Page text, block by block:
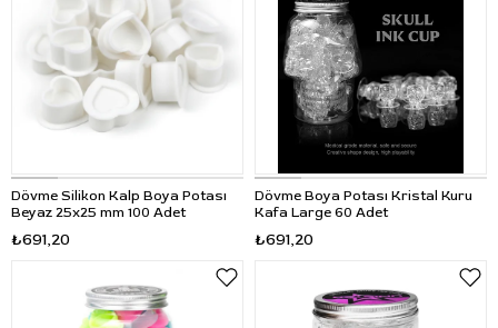
Dövme Silikon Kalp Boya Potası
Beyaz 25x25 mm 100 Adet
₺691,20
Dövme Boya Potası Kristal Kuru
Kafa Large 60 Adet
₺691,20